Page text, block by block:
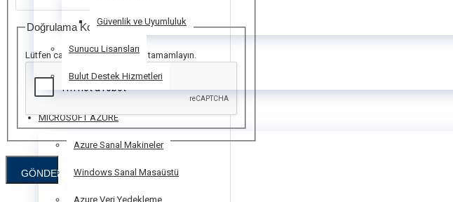
Güvenlik ve Uyumluluk
Sunucu Lisansları
Bulut Destek Hizmetleri
MICROSOFT AZURE
Azure Sanal Makineler
Windows Sanal Masaüstü
Azure Veri Yedekleme
Doğrulama Kodu
Lütfen captcha doğrulamasını tamamlayın.
GÖNDER